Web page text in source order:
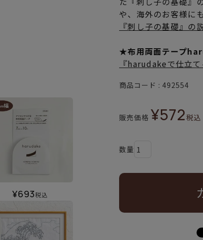
¥693税込
や、海外のお客様に
『刺し子の基礎』の
★布用両面テープ
『harudakeで仕立
商品コード 492554
販売価格 ¥572税込